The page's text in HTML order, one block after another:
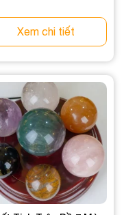
Xem chi tiết